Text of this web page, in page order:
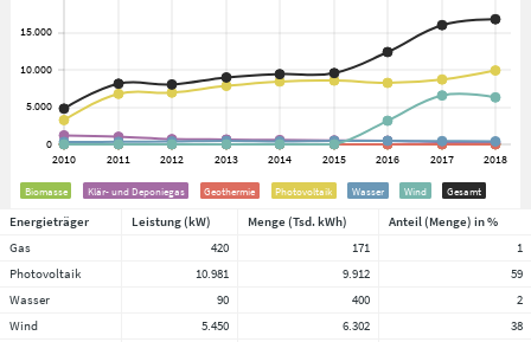
Biomasse Klär- und Deponiegas Geothermie Photovoltaik Wasser Wind Gesamt
Energieträger Leistung (kW) Menge (Tsd. kWh)
Anteil (Menge) in %
Gas
420 171
1
Photovoltaik
10.981 9.912
59
Wasser
90 400
2
Wind
5.450 6.302
38